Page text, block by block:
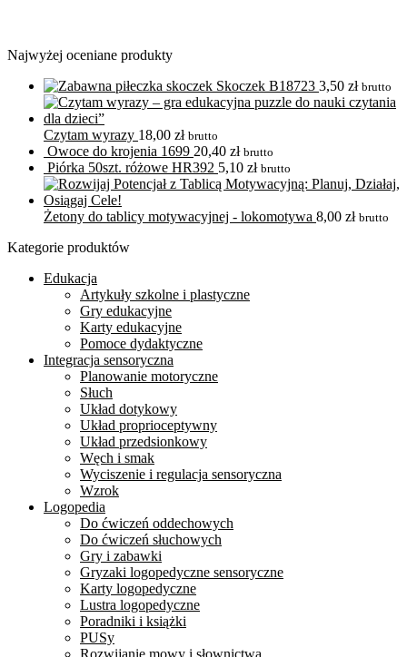
Najwyżej oceniane produkty
Skoczek B18723 3,50 zł brutto
Czytam wyrazy 18,00 zł brutto
Owoce do krojenia 1699 20,40 zł brutto
Piórka 50szt. różowe HR392 5,10 zł brutto
Żetony do tablicy motywacyjnej - lokomotywa 8,00 zł brutto
Kategorie produktów
Edukacja
Artykuły szkolne i plastyczne
Gry edukacyjne
Karty edukacyjne
Pomoce dydaktyczne
Integracja sensoryczna
Planowanie motoryczne
Słuch
Układ dotykowy
Układ proprioceptywny
Układ przedsionkowy
Węch i smak
Wyciszenie i regulacja sensoryczna
Wzrok
Logopedia
Do ćwiczeń oddechowych
Do ćwiczeń słuchowych
Gry i zabawki
Gryzaki logopedyczne sensoryczne
Karty logopedyczne
Lustra logopedyczne
Poradniki i książki
PUSy